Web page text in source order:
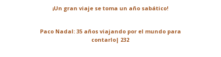
¡Un gran viaje se toma un año sabático!
Paco Nadal: 35 años viajando por el mundo para
contarlo| 232